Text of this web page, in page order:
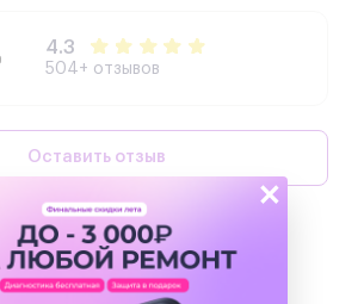
4.3
504+ отзывов
Оставить отзыв
Написать директору ×